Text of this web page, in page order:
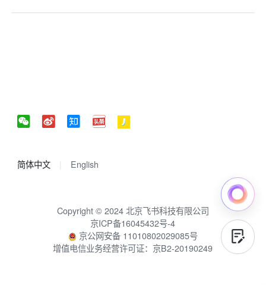
简体中文 English
Copyright © 2024 北京飞书科技有限公司
京ICP备16045432号-4
京公网安备 11010802029085号
增值电信业务经营许可证：京B2-20190249